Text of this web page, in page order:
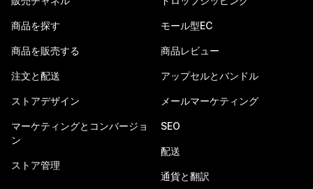
商品を探す
商品を販売する
注文と配送
ストアデザイン
マーケティングとコンバージョ
ン
ストア管理
モール型EC
商品レビュー
アップセルとバンドル
メールマーケティング
SEO
配送
通貨と翻訳